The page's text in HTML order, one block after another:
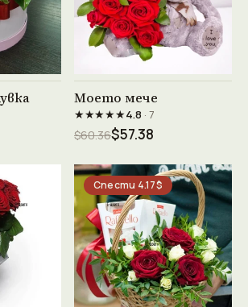
→ Моето мече
★★★★★4.8 · 7
$60.36$57.38
Спести 4.17$